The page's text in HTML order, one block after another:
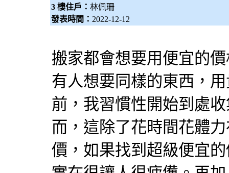
3 樓住戶： 林佩珊
發表時間： 2022-12-12
搬家都會想要用便宜的
有人想要同樣的東西，
前，我習慣性開始到處
而，這除了花時間花體
價，如果找到超級便宜